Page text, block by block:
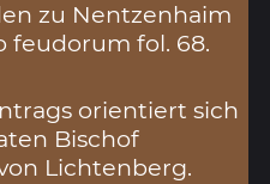
zu Nentzenhaim
feudorum fol. 68.
orientiert sich
Bischof
Lichtenberg.